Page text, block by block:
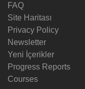
FAQ
Site Haritası
Privacy Policy
Newsletter
Yeni İçerikler
Progress Reports
Courses